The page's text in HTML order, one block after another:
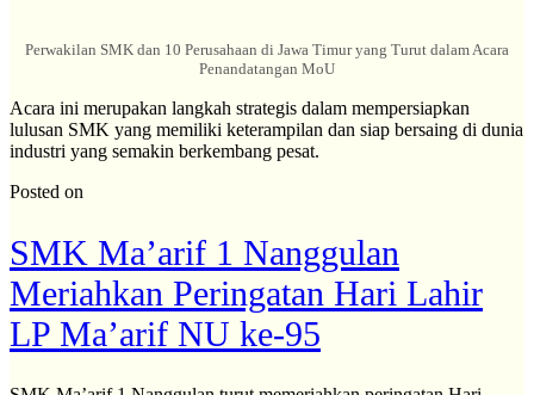
Perwakilan SMK dan 10 Perusahaan di Jawa Timur yang Turut dalam Acara
Penandatangan MoU
Acara ini merupakan langkah strategis dalam mempersiapkan
lulusan SMK yang memiliki keterampilan dan siap bersaing di dunia
industri yang semakin berkembang pesat.
Posted on
SMK Ma’arif 1 Nanggulan
Meriahkan Peringatan Hari Lahir
LP Ma’arif NU ke-95